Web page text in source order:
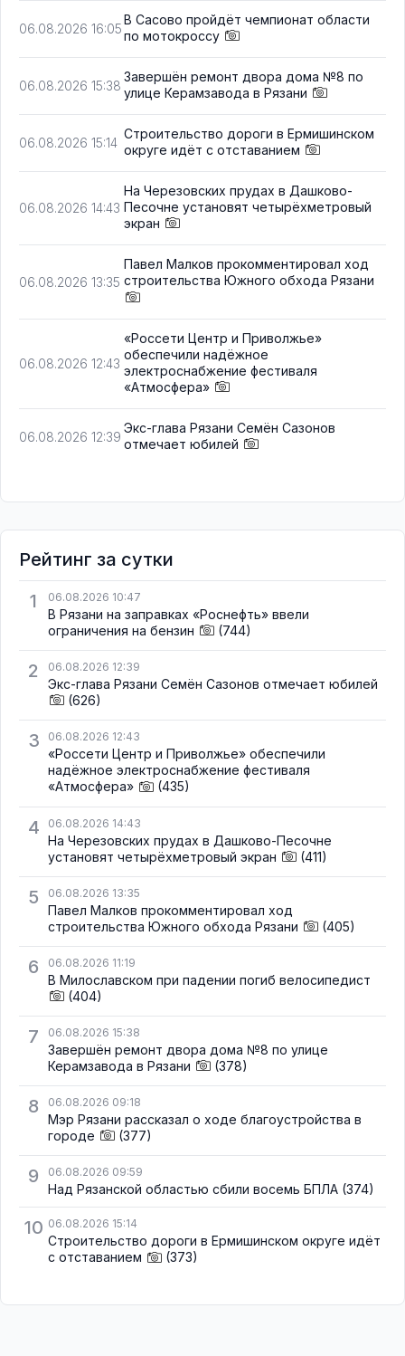
06.08.2026 16:05
В Сасово пройдёт чемпионат области
по мотокроссу
06.08.2026 15:38
Завершён ремонт двора дома №8 по
улице Керамзавода в Рязани
06.08.2026 15:14
Строительство дороги в Ермишинском
округе идёт с отставанием
06.08.2026 14:43
На Черезовских прудах в Дашково-
Песочне установят четырёхметровый
экран
06.08.2026 13:35
Павел Малков прокомментировал ход
строительства Южного обхода Рязани
06.08.2026 12:43
«Россети Центр и Приволжье»
обеспечили надёжное
электроснабжение фестиваля
«Атмосфера»
06.08.2026 12:39
Экс-глава Рязани Семён Сазонов
отмечает юбилей
Рейтинг за сутки
1
06.08.2026 10:47
В Рязани на заправках «Роснефть» ввели
ограничения на бензин
(744)
2 06.08.2026 12:39
Экс-глава Рязани Семён Сазонов отмечает юбилей
(626)
3 06.08.2026 12:43
«Россети Центр и Приволжье» обеспечили
надёжное электроснабжение фестиваля
«Атмосфера»
(435)
4 06.08.2026 14:43
На Черезовских прудах в Дашково-Песочне
установят четырёхметровый экран
(411)
5 06.08.2026 13:35
Павел Малков прокомментировал ход
строительства Южного обхода Рязани
(405)
6 06.08.2026 11:19
В Милославском при падении погиб велосипедист
(404)
7 06.08.2026 15:38
Завершён ремонт двора дома №8 по улице
Керамзавода в Рязани
(378)
8 06.08.2026 09:18
Мэр Рязани рассказал о ходе благоустройства в
городе
(377)
9 06.08.2026 09:59
Над Рязанской областью сбили восемь БПЛА (374)
10 06.08.2026 15:14
Строительство дороги в Ермишинском округе идёт
с отставанием
(373)